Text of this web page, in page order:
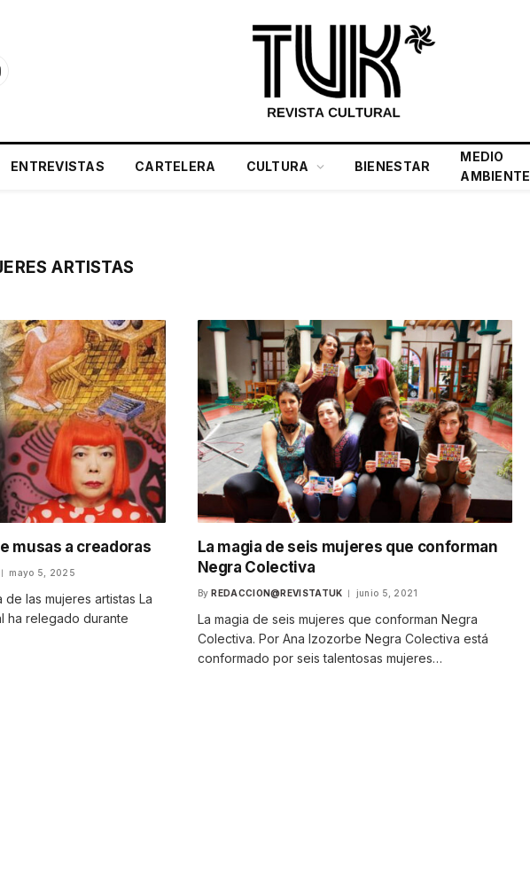
ENTREVISTAS CARTELERA CULTURA BIENESTAR
MEDIO
AMBIENTE
ARTISTAS
musas a creadoras
mayo 5, 2025
las mujeres artistas La
ha relegado durante
La magia de seis mujeres que conforman
Negra Colectiva
By REDACCION@REVISTATUK junio 5, 2021
La magia de seis mujeres que conforman Negra
Colectiva. Por Ana Izozorbe Negra Colectiva está
conformado por seis talentosas mujeres…